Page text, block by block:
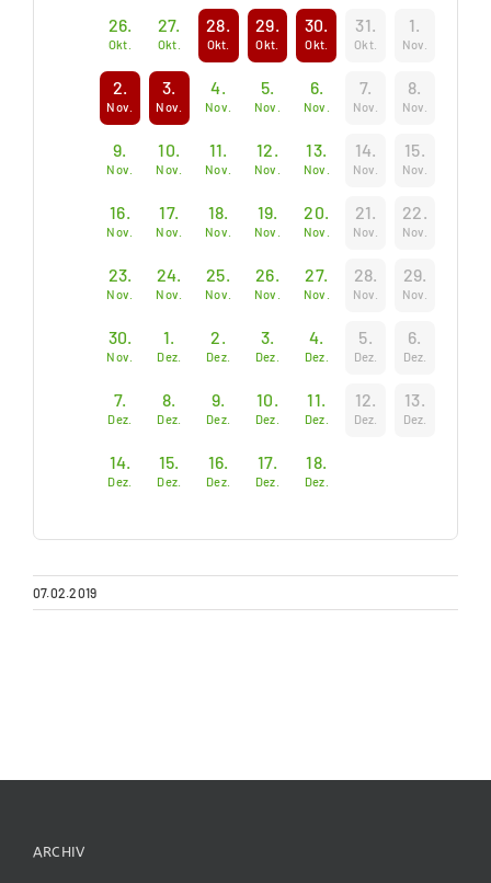
26.
Okt.
27.
Okt.
28.
Okt.
29.
Okt.
30.
Okt.
31.
Okt.
1.
Nov.
2.
Nov.
3.
Nov.
4.
Nov.
5.
Nov.
6.
Nov.
7.
Nov.
8.
Nov.
9.
Nov.
10.
Nov.
11.
Nov.
12.
Nov.
13.
Nov.
14.
Nov.
15.
Nov.
16.
Nov.
17.
Nov.
18.
Nov.
19.
Nov.
20.
Nov.
21.
Nov.
22.
Nov.
23.
Nov.
24.
Nov.
25.
Nov.
26.
Nov.
27.
Nov.
28.
Nov.
29.
Nov.
30.
Nov.
1.
Dez.
2.
Dez.
3.
Dez.
4.
Dez.
5.
Dez.
6.
Dez.
7.
Dez.
8.
Dez.
9.
Dez.
10.
Dez.
11.
Dez.
12.
Dez.
13.
Dez.
14.
Dez.
15.
Dez.
16.
Dez.
17.
Dez.
18.
Dez.
07.02.2019
ARCHIV